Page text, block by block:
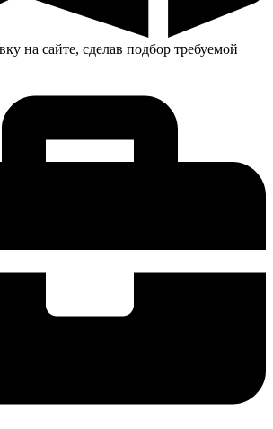
на сайте, сделав подбор требуемой